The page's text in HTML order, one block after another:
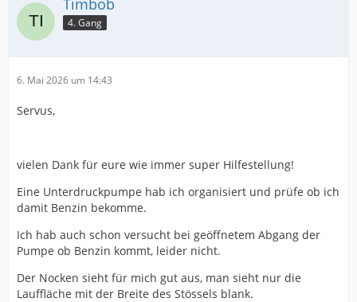
4. Gang
6. Mai 2026 um 14:43
Servus,
vielen Dank für eure wie immer super Hilfestellung!
Eine Unterdruckpumpe hab ich organisiert und prüfe ob ich
damit Benzin bekomme.
Ich hab auch schon versucht bei geöffnetem Abgang der
Pumpe ob Benzin kommt, leider nicht.
Der Nocken sieht für mich gut aus, man sieht nur die
Lauffläche mit der Breite des Stössels blank.